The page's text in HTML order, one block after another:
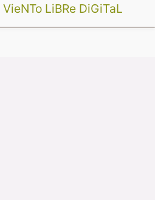
VieNTo LiBRe DiGiTaL